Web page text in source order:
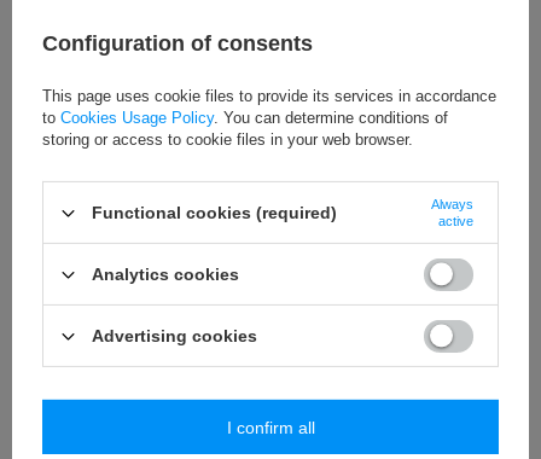
ВНИМАНИЕ! ФОТО ОСТАЛИСЬ присутствуют только МОДЕЛЬ
цвета квыбрать из спискас правой стороны (ЕСЛИ доступны
разные цвета)
Из-за высокой стоимости доставки товаров с помощью
курьерских компаний и проблем с таможенным оформлением
наш магазин не осуществляет розничные заказы в Россию,
СМОТРИТЕ ТАКЖЕ
Configuration of consents
This page uses cookie files to provide its services in accordance
to Cookies Usage Policy. You can determine conditions of
storing or access to cookie files in your web browser.
Functional cookies (required)
Always
active
Analytics cookies
Advertising cookies
I confirm all